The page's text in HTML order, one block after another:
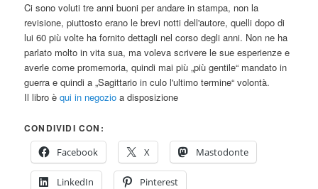
Ci sono voluti tre anni buoni per andare in stampa, non la
revisione, piuttosto erano le brevi notti dell'autore, quelli dopo di
lui 60 più volte ha fornito dettagli nel corso degli anni. Non ne ha
parlato molto in vita sua, ma voleva scrivere le sue esperienze e
averle come promemoria, quindi mai più „più gentile“ mandato in
guerra e quindi a „Sagittario in culo l'ultimo termine“ volontà.
Il libro èqui in negozio a disposizione
CONDIVIDI CON:
Facebook
X Mastodonte
LinkedIn Pinterest